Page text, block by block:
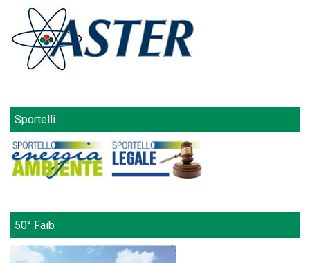
Sportelli
50° Faib